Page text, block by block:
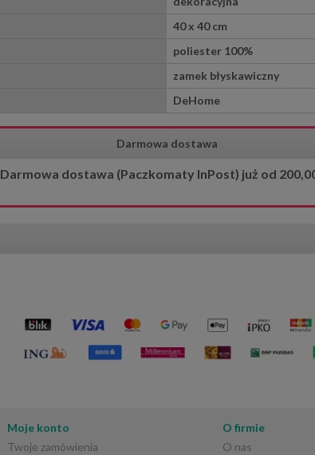
59,00 zł
40 x 40 cm
poliester 100%
zamek błyskawiczny
DeHome
Darmowa dostawa
Darmowa dostawa (Paczkomaty InPost) już od
Moje konto
Twoje zamówienia
O firmie
O nas